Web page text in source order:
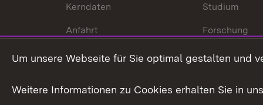
Kerndaten
Anfahrt
Studium
Forschung
Internationales
Um unsere Webseite für Sie optimal gestalten und
Weitere Informationen zu Cookies erhalten Sie in